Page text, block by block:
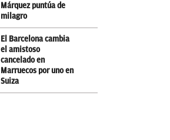
Márquez puntúa de
milagro
El Barcelona cambia
el amistoso
cancelado en
Marruecos por uno en
Suiza